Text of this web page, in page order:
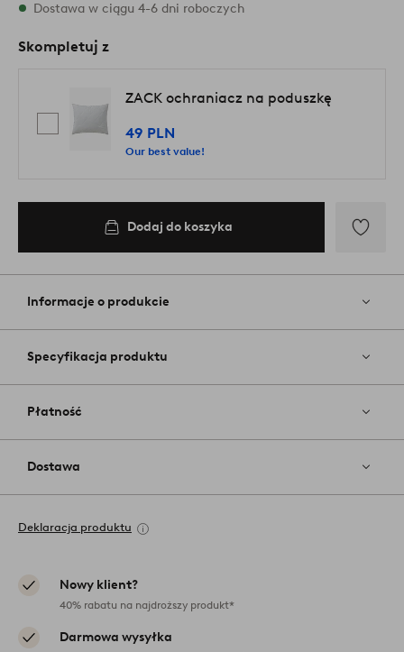
W magazynie
Dostawa w ciągu 4-6 dni roboczych
Skompletuj z
ZACK ochraniacz na poduszkę
49 PLN
Our best value!
Dodaj do koszyka
do
Informacje o produkcie
Specyfikacja produktu
Płatność
Dostawa
Deklaracja produktu
Nowy klient?
40% rabatu na najdroższy produkt*
Darmowa wysyłka